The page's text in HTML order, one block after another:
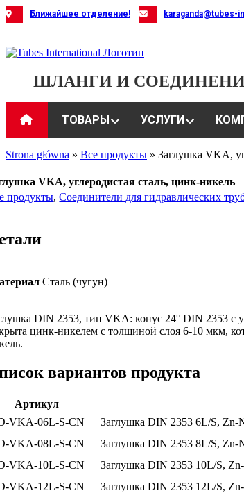
Skip
to
Ближайшее отделение! karaganda@tubes-
ШЛАНГИ И
ТОВАРЫ УСЛУГИ
Strona główna » Все продукты » Заглушка VKA,
VKA, углеродистая сталь, цинк-никель
продукты,Соединители для гидравлических
Сталь (чугун)
DIN 2353, тип VKA: конус 24° DIN 2353 с
цинк-никелем с толщиной слоя 6-10 мкм,
вариантов продукта
Артикул
VKA-06L-S-CN
Заглушка DIN 2353 6L/S, Zn-
VKA-08L-S-CN
Заглушка DIN 2353 8L/S, Zn-
VKA-10L-S-CN
Заглушка DIN 2353 10L/S,
VKA-12L-S-CN
Заглушка DIN 2353 12L/S,